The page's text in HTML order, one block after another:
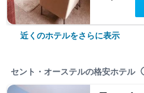
近くのホテルをさらに表示
セント・オーステルの格安ホテル